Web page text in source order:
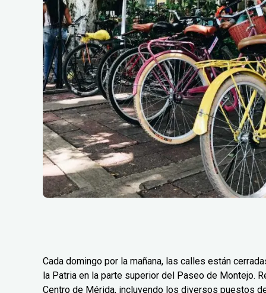
Cada domingo por la mañana, las calles están
la Patria en la parte superior del Paseo de Montejo.
Centro de Mérida, incluyendo los diversos puestos